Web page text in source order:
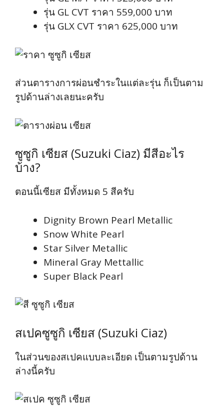
รุ่น GL CVT ราคา 559,000 บาท
รุ่น GLX CVT ราคา 625,000 บาท
ส่วนตารางการผ่อนชำระในแต่ละรุ่น ก็เป็นตาม
รูปด้านล่างเลยนะครับ
ซูซูกิ เซียส (Suzuki Ciaz) มีสีอะไร
บ้าง?
ตอนนี้เซียส มีทั้งหมด 5 สีครับ
Dignity Brown Pearl Metallic
Snow White Pearl
Star Silver Metallic
Mineral Gray Mettallic
Super Black Pearl
สเปคซูซูกิ เซียส (Suzuki Ciaz)
ในส่วนของสเปคแบบละเอียด เป็นตามรูปด้าน
ล่างนี้ครับ